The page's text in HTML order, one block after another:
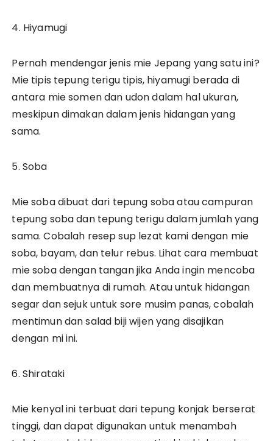
4. Hiyamugi
Pernah mendengar jenis mie Jepang yang satu ini?
Mie tipis tepung terigu tipis, hiyamugi berada di
antara mie somen dan udon dalam hal ukuran,
meskipun dimakan dalam jenis hidangan yang
sama.
5. Soba
Mie soba dibuat dari tepung soba atau campuran
tepung soba dan tepung terigu dalam jumlah yang
sama. Cobalah resep sup lezat kami dengan mie
soba, bayam, dan telur rebus. Lihat cara membuat
mie soba dengan tangan jika Anda ingin mencoba
dan membuatnya di rumah. Atau untuk hidangan
segar dan sejuk untuk sore musim panas, cobalah
mentimun dan salad biji wijen yang disajikan
dengan mi ini.
6. Shirataki
Mie kenyal ini terbuat dari tepung konjak berserat
tinggi, dan dapat digunakan untuk menambah